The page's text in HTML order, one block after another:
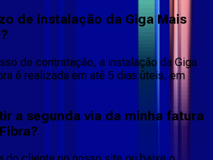
de instalação da Giga Mais
de contratação, a instalação da Giga
é realizada em até 5 dias úteis, em
a segunda via da minha fatura